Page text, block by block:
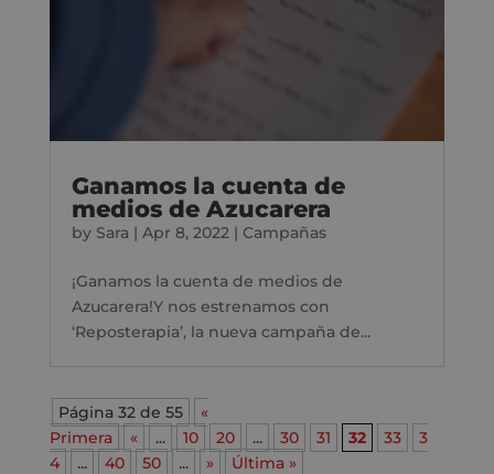
Ganamos la cuenta de
medios de Azucarera
by Sara | Apr 8, 2022| Campañas
¡Ganamos la cuenta de medios de
Azucarera!Y nos estrenamos con
‘Reposterapia’, la nueva campaña de...
Página 32 de 55
«
Primera
« ... 10 20 ... 30 31 32 33
3
4
... 40 50 ... » Última »